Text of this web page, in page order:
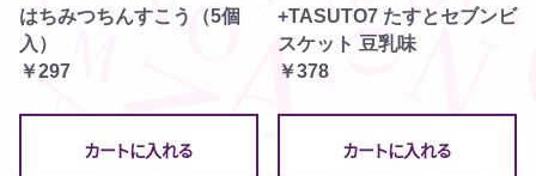
はちみつちんすこう（5個
入）
￥297
カートに入れる
+TASUTO7 たすとセブンビ
スケット 豆乳味
￥378
カートに入れる